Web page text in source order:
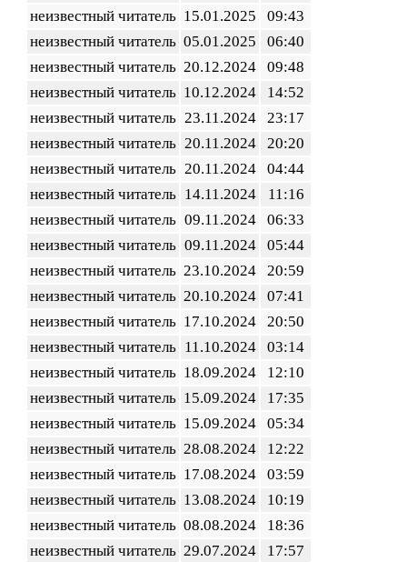
неизвестный читатель 15.01.2025
09:43
неизвестный читатель 05.01.2025
06:40
неизвестный читатель 20.12.2024
09:48
неизвестный читатель 10.12.2024
14:52
неизвестный читатель 23.11.2024
23:17
неизвестный читатель 20.11.2024
20:20
неизвестный читатель 20.11.2024
04:44
неизвестный читатель 14.11.2024
11:16
неизвестный читатель 09.11.2024
06:33
неизвестный читатель 09.11.2024
05:44
неизвестный читатель 23.10.2024
20:59
неизвестный читатель 20.10.2024
07:41
неизвестный читатель 17.10.2024
20:50
неизвестный читатель 11.10.2024
03:14
неизвестный читатель 18.09.2024
12:10
неизвестный читатель 15.09.2024
17:35
неизвестный читатель 15.09.2024
05:34
неизвестный читатель 28.08.2024
12:22
неизвестный читатель 17.08.2024
03:59
неизвестный читатель 13.08.2024
10:19
неизвестный читатель 08.08.2024
18:36
неизвестный читатель 29.07.2024
17:57